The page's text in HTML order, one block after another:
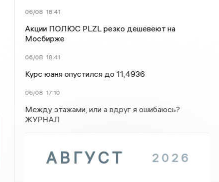
06/08 18:41
Акции ПОЛЮС PLZL резко дешевеют на
Мосбирже
06/08 18:41
Курс юаня опустился до 11,4936
06/08 17:10
Между этажами, или а вдруг я ошибаюсь?
ЖУРНАЛ
АВГУСТ 2026